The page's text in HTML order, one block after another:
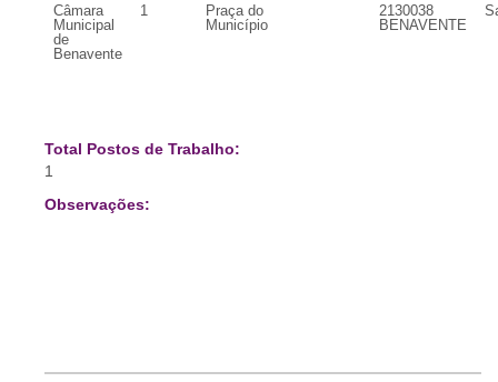
Câmara
Municipal
de
Benavente
1
Praça do
Município
2130038
BENAVENTE
Total Postos de Trabalho:
1
Observações: